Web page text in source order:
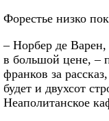
Форестье низко
– Норбер де Варен,
в большой цене, –
франков за
будет и двухсот
Неаполитанское